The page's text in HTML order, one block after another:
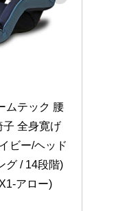
ムテック 腰
子 全身寛げ
ビー/ヘッド
グ / 14段階)
アロー)